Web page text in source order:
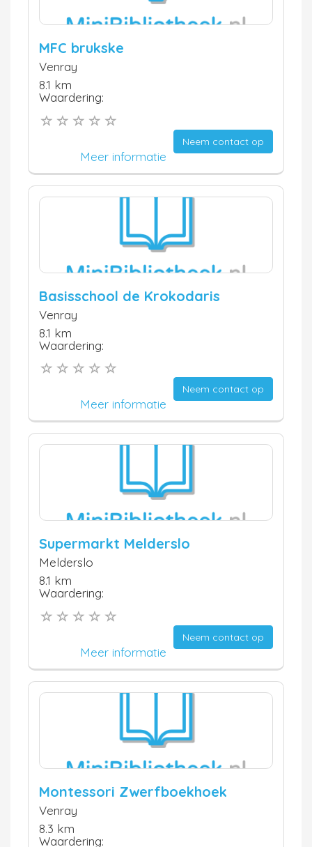
MFC brukske
Venray
8.1 km
Waardering:
Neem contact op
Meer informatie
Basisschool de Krokodaris
Venray
8.1 km
Waardering:
Neem contact op
Meer informatie
Supermarkt Melderslo
Melderslo
8.1 km
Waardering:
Neem contact op
Meer informatie
Montessori Zwerfboekhoek
Venray
8.3 km
Waardering: